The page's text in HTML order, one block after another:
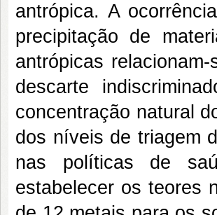
antrópica. A
precipitação de
antrópicas
descarte
concentração natural
dos níveis de triagem
nas políticas de
estabelecer os teores